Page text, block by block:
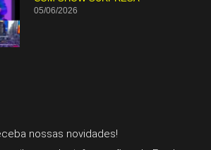
05/06/2026
nossas novidades!